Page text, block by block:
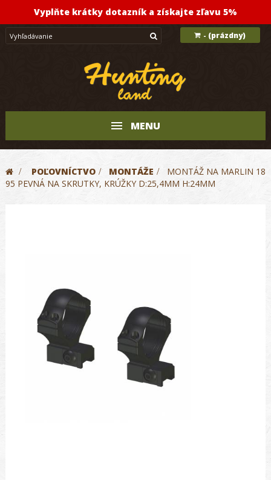
Vyplňte krátky dotazník a získajte zľavu 5%
- (prázdny)
MENU
> POĽOVNÍCTVO > MONTÁŽE >
MONTÁŽ NA MARLIN 18
95 PEVNÁ NA SKRUTKY, KRÚŽKY D:25,4MM H:24MM